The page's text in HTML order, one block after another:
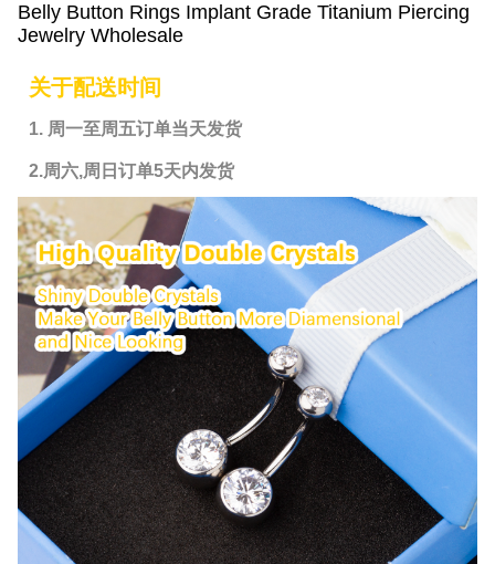
Belly Button Rings Implant Grade Titanium Piercing
Jewelry Wholesale
关于配送时间
1. 周一至周五订单当天发货
2.周六,周日订单5天内发货